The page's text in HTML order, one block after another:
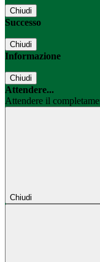
Chiudi
Successo
Chiudi
Informazione
Chiudi
Attendere...
Attendere il
Chiudi